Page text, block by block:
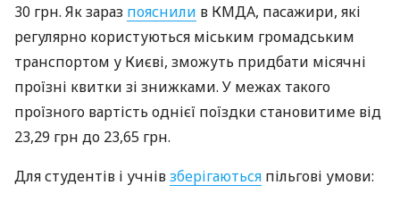
30 грн. Як зараз пояснили в КМДА, пасажири, які
регулярно користуються міським громадським
транспортом у Києві, зможуть придбати місячні
проїзні квитки зі знижками. У межах такого
проїзного вартість однієї поїздки становитиме від
23,29 грн до 23,65 грн.
Для студентів і учнівзберігаються пільгові умови: